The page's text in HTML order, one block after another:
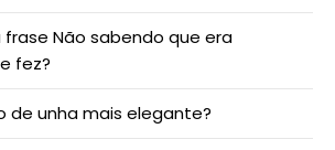
frase Não sabendo que era
fez?
de unha mais elegante?